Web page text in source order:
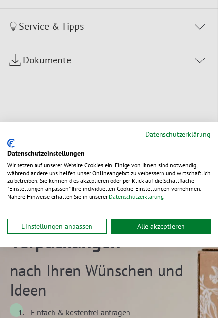
Service & Tipps
Dokumente
Sie möchten dieses Produkt
individualisieren?
Individuelle
Verpackungen
nach Ihren Wünschen und
Ideen
Einfach & kostenfrei anfragen
Datenschutzerklärung
Datenschutzeinstellungen
Wir setzen auf unserer Website Cookies ein. Einige von ihnen sind notwendig,
während andere uns helfen unser Onlineangebot zu verbessern und wirtschaftlich
zu betreiben. Sie können dies akzeptieren oder per Klick auf die Schaltfläche
"Einstellungen anpassen" Ihre individuellen Cookie-Einstellungen vornehmen.
Nähere Hinweise erhalten Sie in unserer Datenschutzerklärung
Einstellungen anpassen Alle akzeptieren